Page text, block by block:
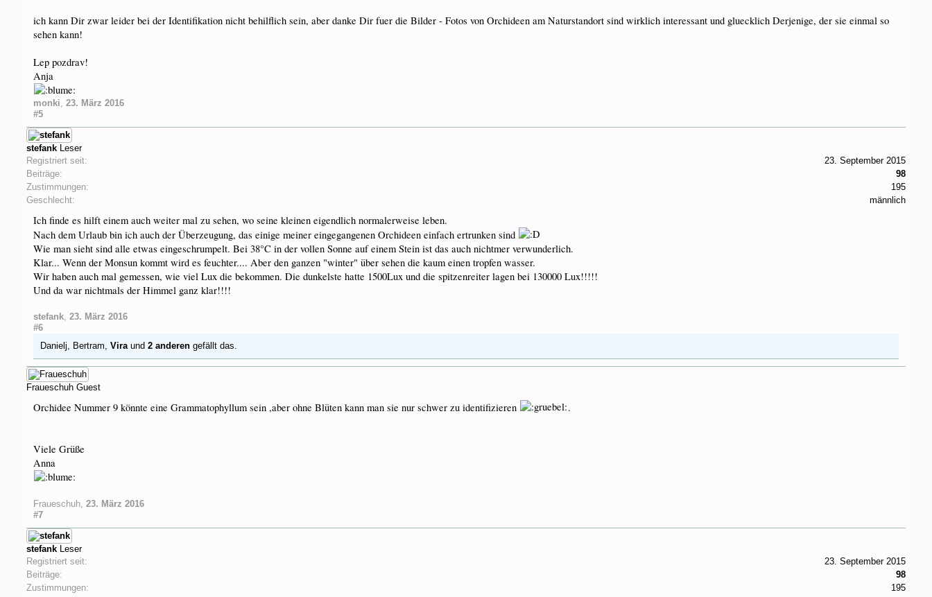
ich kann Dir zwar leider bei der Identifikation nicht behilflich sein, aber danke Dir fuer die Bilder - Fotos von Orchideen am Naturstandort sind wirklich interessant und gluecklich Derjenige, der sie einmal so
sehen kann!
Lep pozdrav!
Anja
monki, 23. März 2016
#5
stefank Leser
Registriert seit:
23. September 2015
Beiträge:
98
Zustimmungen:
195
Geschlecht:
männlich
Ich finde es hilft einem auch weiter mal zu sehen, wo seine kleinen eigendlich normalerweise leben.
Nach dem Urlaub bin ich auch der Überzeugung, das einige meiner eingegangenen Orchideen einfach ertrunken sind
Wie man sieht sind alle etwas eingeschrumpelt. Bei 38°C in der vollen Sonne auf einem Stein ist das auch nichtmer verwunderlich.
Klar... Wenn der Monsun kommt wird es feuchter.... Aber den ganzen "winter" über sehen die kaum einen tropfen wasser.
Wir haben auch mal gemessen, wie viel Lux die bekommen. Die dunkelste hatte 1500Lux und die spitzenreiter lagen bei 130000 Lux!!!!!
Und da war nichtmals der Himmel ganz klar!!!!
stefank, 23. März 2016
#6
Danielj, Bertram,Viraund2 anderen gefällt das.
Fraueschuh Guest
Orchidee Nummer 9 könnte eine Grammatophyllum sein ,aber ohne Blüten kann man sie nur schwer zu identifizieren .
Viele Grüße
Anna
Fraueschuh, 23. März 2016
#7
stefank Leser
Registriert seit:
23. September 2015
Beiträge:
98
Zustimmungen:
195